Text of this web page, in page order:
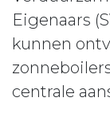
Eigenaars
kunnen
centrale